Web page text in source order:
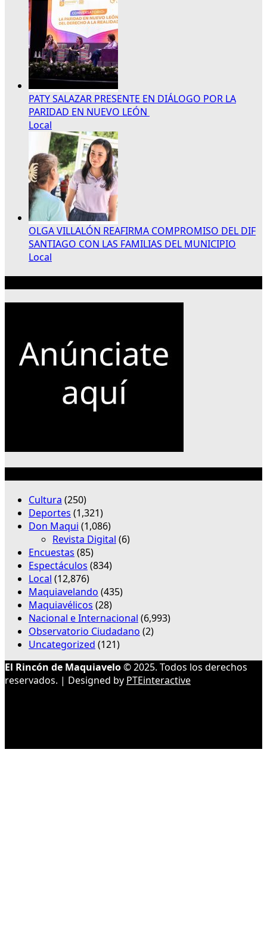
PATY SALAZAR PRESENTE EN DIÁLOGO POR LA
PARIDAD EN NUEVO LEÓN
Local
OLGA VILLALÓN REAFIRMA COMPROMISO DEL DIF
SANTIAGO CON LAS FAMILIAS DEL MUNICIPIO
Local
Cultura (250)
Deportes (1,321)
Don Maqui (1,086)
Revista Digital (6)
Encuestas (85)
Espectáculos (834)
Local (12,876)
Maquiavelando (435)
Maquiavélicos (28)
Nacional e Internacional (6,993)
Observatorio Ciudadano (2)
Uncategorized (121)
El Rincón de Maquiavelo© 2025. Todos los derechos
reservados. | Designed by PTEinteractive